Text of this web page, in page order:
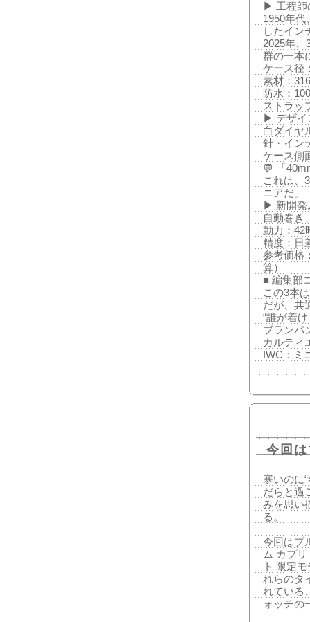
▶ 工程師
1950年代
したイン
2025年、
群の一本
ケース径
素材：
防水：
ストラッ
▶ デザイ
白ダイヤ
針・イン
ケース側
💬 「
これは、
ニアだ」
▶ 新開発
自動巻き
動力：42
精度：日
参考価格
算）
■ 編集部
この3本
だが、
“誰が着
ブランパ
カルティ
IWC：ミ
今回
寒いのに
だらと過
みを思い
る。
今回はブ
ム カプ
ト 限定
れらのタ
れている
ォッチの